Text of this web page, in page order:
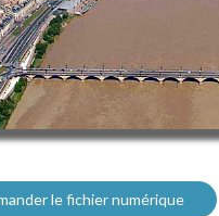
le fichier numérique